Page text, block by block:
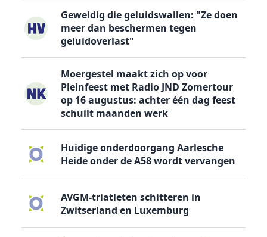
Geweldig die geluidswallen: "Ze doen
meer dan beschermen tegen
geluidoverlast"
Moergestel maakt zich op voor
Pleinfeest met Radio JND Zomertour
op 16 augustus: achter één dag feest
schuilt maanden werk
Huidige onderdoorgang Aarlesche
Heide onder de A58 wordt vervangen
AVGM-triatleten schitteren in
Zwitserland en Luxemburg